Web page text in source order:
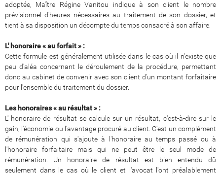
adoptée, Maître Régine Vanitou indique à son client le nombre
prévisionnel d'heures nécessaires au traitement de son dossier, et
tient à sa disposition un décompte du temps consacré à son affaire.
L' honoraire « au forfait » :
Cette formule est généralement utilisée dans le cas où il n'existe que
peu d'aléa concernant le déroulement de la procédure, permettant
donc au cabinet de convenir avec son client d'un montant forfaitaire
pour l'ensemble du traitement du dossier.
Les honoraires « au résultat » :
L' honoraire de résultat se calcule sur un résultat, c'est-à-dire sur le
gain, l'économie ou l'avantage procuré au client. C'est un complément
de rémunération qui s'ajoute à l'honoraire au temps passé ou à
l'honoraire forfaitaire mais qui ne peut être le seul mode de
rémunération. Un honoraire de résultat est bien entendu dû
seulement dans le cas où le client et l'avocat l'ont préalablement